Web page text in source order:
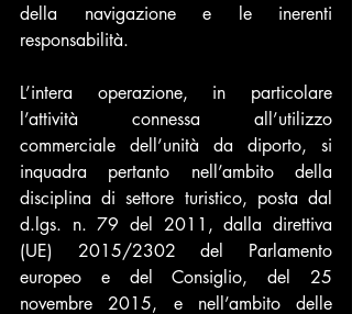
della navigazione e le inerenti
responsabilità.
L’intera operazione, in particolare
l’attività connessa all’utilizzo
commerciale dell’unità da diporto, si
inquadra pertanto nell’ambito della
disciplina di settore turistico, posta dal
d.lgs. n. 79 del 2011, dalla direttiva
(UE) 2015/2302 del Parlamento
europeo e del Consiglio, del 25
novembre 2015, e nell’ambito delle